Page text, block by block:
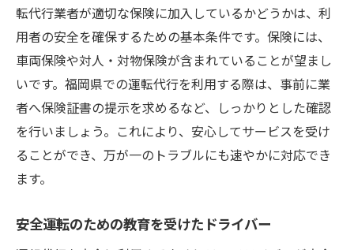
転代行業者が適切な保険に加入しているかどうかは、利
用者の安全を確保するための基本条件です。保険には、
車両保険や対人・対物保険が含まれていることが望まし
いです。福岡県での運転代行を利用する際は、事前に業
者へ保険証書の提示を求めるなど、しっかりとした確認
を行いましょう。これにより、安心してサービスを受け
ることができ、万が一のトラブルにも速やかに対応でき
ます。
安全運転のための教育を受けたドライバー